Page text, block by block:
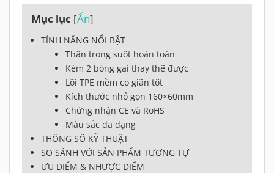
Mục lục [Ẩn]
TÍNH NĂNG NỔI BẬT
Thân trong suốt hoàn toàn
Kèm 2 bóng gai thay thế được
Lõi TPE mềm co giãn tốt
Kích thước nhỏ gọn 160×60mm
Chứng nhận CE và RoHS
Màu sắc đa dạng
THÔNG SỐ KỸ THUẬT
SO SÁNH VỚI SẢN PHẨM TƯƠNG TỰ
ƯU ĐIỂM & NHƯỢC ĐIỂM